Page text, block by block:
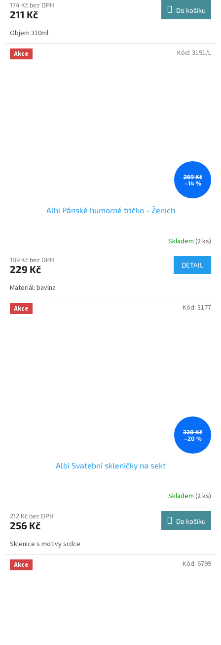
174 Kč bez DPH
211 Kč Do košíku
Objem 310ml
Akce
269 Kč
–14 %
Albi Pánské humorné tričko - Ženich
Skladem (2 ks)
189 Kč bez DPH
229 Kč DETAIL
Materiál: bavlna
Kód: 3191/L
Akce
320 Kč
–20 %
Albi Svatební skleničky na sekt
Skladem (2 ks)
212 Kč bez DPH
256 Kč Do košíku
Sklenice s motivy srdce
Kód: 3177
Akce Kód: 6799